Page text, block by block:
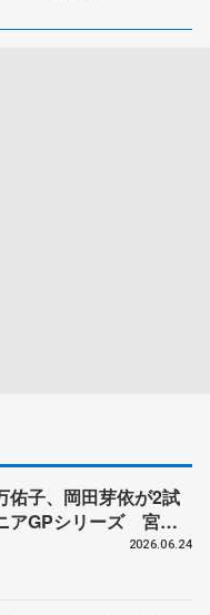
佑子、岡田芽依が2試
アGPシリーズ 宮崎
2026.06.24